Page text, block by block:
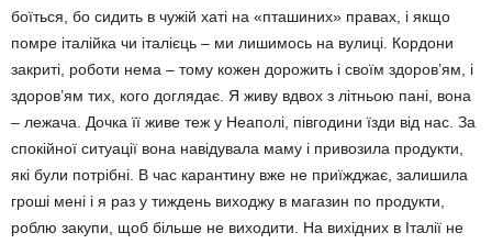
боїться, бо сидить в чужій хаті на «пташи­них» правах, і якщо
помре італійка чи іта­лієць – ми лишимось на вулиці. Кордони
закриті, роботи нема – тому кожен дорожить і своїм здоров’ям, і
здоров’ям тих, кого доглядає. Я живу вдвох з літньою пані, вона
– лежача. Дочка її живе теж у Неаполі, півго­дини їзди від нас. За
спокійної ситуації вона навідувала маму і привозила продукти,
які були потрібні. В час карантину вже не приїж­джає, залишила
гроші мені і я раз у тиждень виходжу в магазин по продукти,
роблю заку­пи, щоб більше не виходити. На вихідних в Італії не